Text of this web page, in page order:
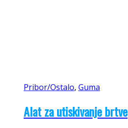
Pribor/Ostalo, Guma
Alat za utiskivanje brtve